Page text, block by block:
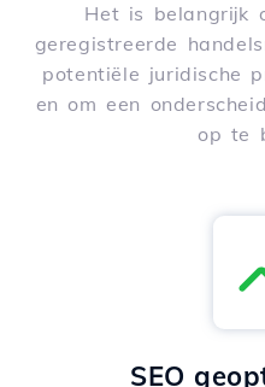
Het is belangrijk
geregistreerde
potentiële juridische
en om een
op te
SEO